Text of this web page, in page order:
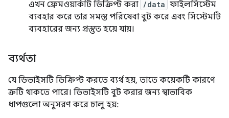
এখন ফ্রেমওয়ার্কটি ডিক্রিপ্ট করা /data ফাইলসিস্টেম
ব্যবহার করে তার সমস্ত পরিষেবা বুট করে এবং সিস্টেমটি
ব্যবহারের জন্য প্রস্তুত হয়ে যায়।
ব্যর্থতা
যে ডিভাইসটি ডিক্রিপ্ট করতে ব্যর্থ হয়, তাতে কয়েকটি কারণে
ত্রুটি থাকতে পারে। ডিভাইসটি বুট করার জন্য স্বাভাবিক
ধাপগুলো অনুসরণ করে চালু হয়: